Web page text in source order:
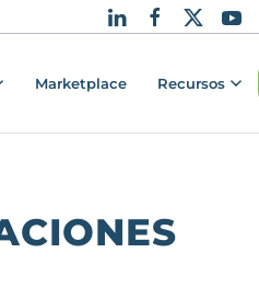
Marketplace Recursos